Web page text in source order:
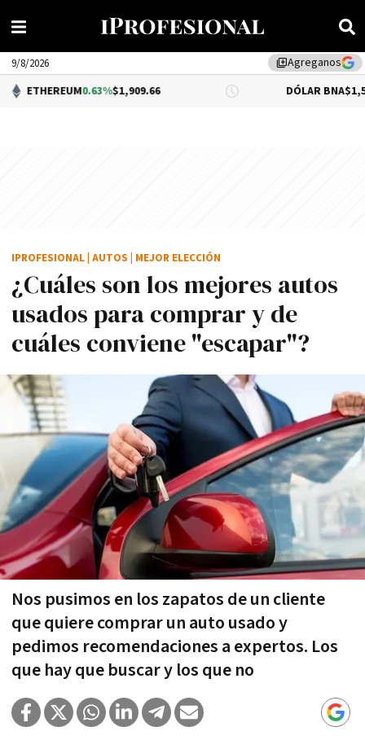
library_addAgreganos
9/8/2026
0.63%$1,909.66 DÓLAR BNA $1,520.00
¿Cuáles son los mejores autos
usados para comprar y de
cuáles conviene "escapar"?
Nos pusimos en los zapatos de un cliente
que quiere comprar un auto usado y
pedimos recomendaciones a expertos. Los
que hay que buscar y los que no
IPROFESIONAL AUTOS MEJOR ELECCIÓN